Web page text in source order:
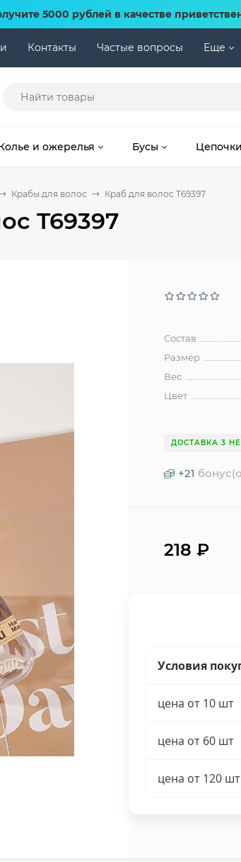
5000 рублей в качестве
Контакты Частые вопросы Еще
и ожерелья Бусы Цепочки
Крабы для волос Краб для волос T69397
T69397
Состав
Размер
Вес
Цвет
ДОСТАВКА 3
+21
218₽
Условия
цена от 10 шт
цена от 60 шт
цена от 120 шт